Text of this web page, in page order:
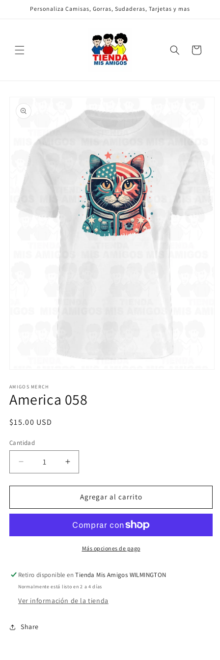
directamente
Personaliza Camisas, Gorras, Sudaderas, Tarjetas y mas
Carrito
a la
información
multimedia
1
en
modal
AMIGOS MERCH
America 058
Precio
$15.00 USD
Cantidad
Reducir
cantidad
para
058
Aumentar
cantidad
para
America
058
Agregar al carrito
Más opciones de pago
Retiro disponible enTienda Mis Amigos WILMINGTON
Normalmente está listo en 2 a 4 días
Ver información de la tienda
Share